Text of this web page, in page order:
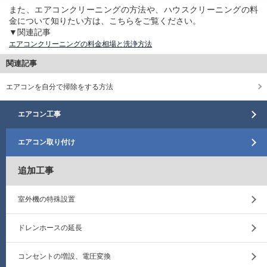
また、エアコンクリーニングの方法や、ハウスクリーニングの料
金について知りたい方は、こちらをご覧ください。
▼関連記事
エアコンクリーニングの料金相場と洗浄方法
関連記事
エアコンを自分で掃除をする方法
エアコン工事
エアコン取り付け
追加工事
室外機の特殊設置
ドレンホースの延長
コンセントの増設、電圧変換